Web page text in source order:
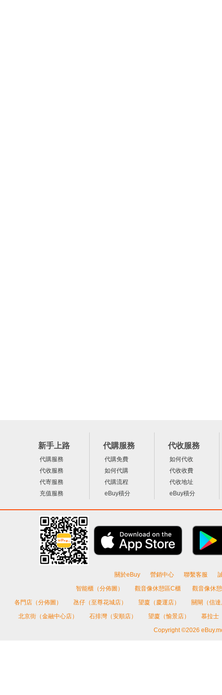
新手上路
代購服務
代收服務
代寄服務
充值服務
代購服務
代購免費
如何代購
代購流程
eBuy積分
代收服務
如何代收
代收收費
代收地址
eBuy積分
關於eBuy 營銷中心 聯繫客服
智能櫃（分佈圖）
觀音像休憩區C櫃
觀音像休
各門店（分佈圖）
氹仔（至尊花城店） 望廈（慶運店）
關閘（信
北京街（金融中心店）
石排灣（安順店） 望廈（愉景店）
慕拉士
Copyright ©2026